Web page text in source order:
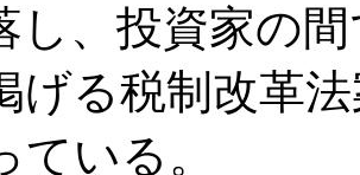
し、投資家の
げる税制改革
ている。